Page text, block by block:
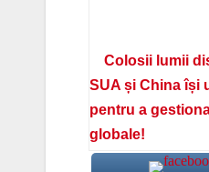
Colosii lumii
SUA și China își
pentru a
globale!